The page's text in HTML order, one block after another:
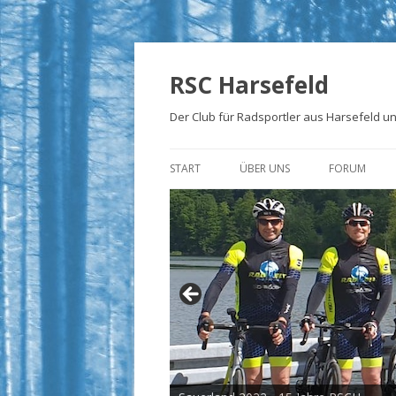
RSC Harsefeld
Der Club für Radsportler aus Harsefeld
START ÜBER UNS
ÜBER UNS
UNSERE STRECKEN
FOTOALBEN
PRESSE
TRIKOTS
IMPRESSUM
FORUM